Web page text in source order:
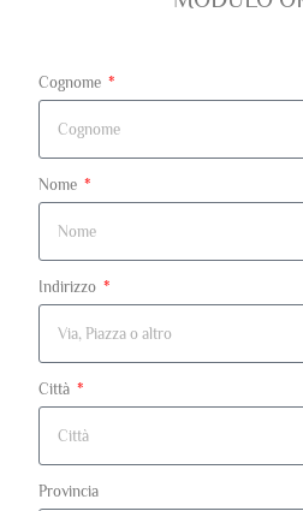
Cognome
Nome
Indirizzo
Città
Provincia